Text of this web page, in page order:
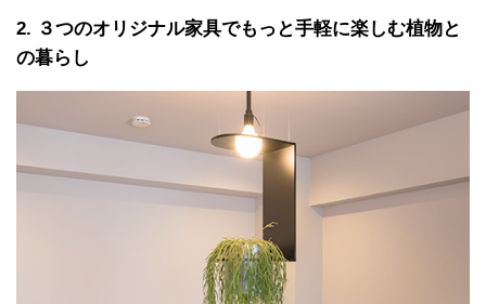
2
３つのオリジナル家具でもっと手軽に楽しむ植物と
の暮らし